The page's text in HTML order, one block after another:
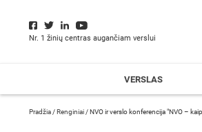
Nr. 1 žinių centras augančiam verslui
VERSLAS
Pradžia /Renginiai /NVO ir verslo konferencija "NVO –